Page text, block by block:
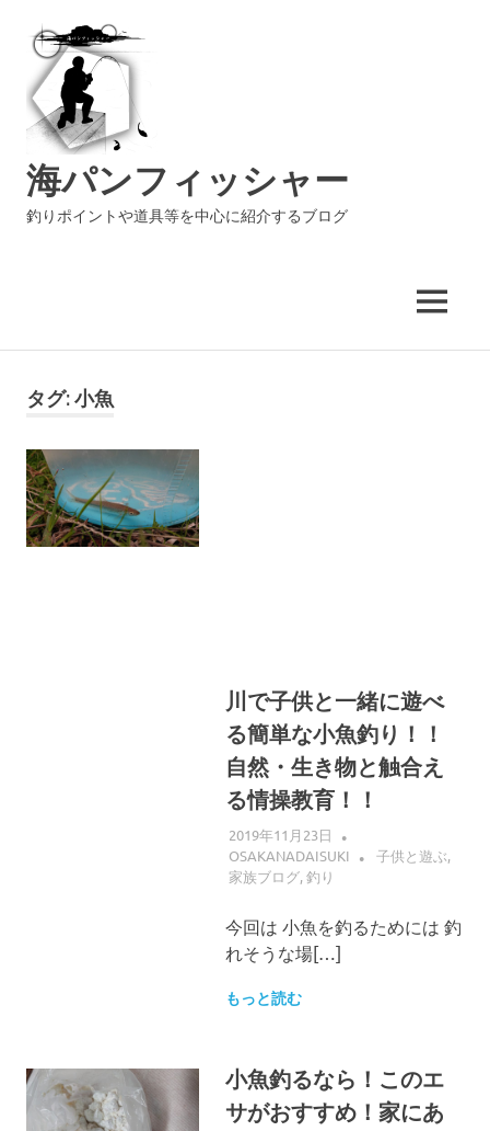
海パンフィッシャー
釣りポイントや道具等を中心に紹介するブログ
MENU
タグ:小魚
川で子供と一緒に遊べ
る簡単な小魚釣り！！
自然・生き物と触合え
る情操教育！！
2019年11月23日
OSAKANADAISUKI
子供と遊ぶ,
家族ブログ,釣り
今回は 小魚を釣るためには 釣
れそうな場[…]
もっと読む
小魚釣るなら！このエ
サがおすすめ！家にあ